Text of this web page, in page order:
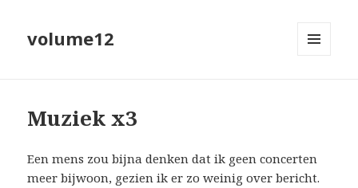
volume12
Muziek x3
Een mens zou bijna denken dat ik geen concerten
meer bijwoon, gezien ik er zo weinig over bericht.